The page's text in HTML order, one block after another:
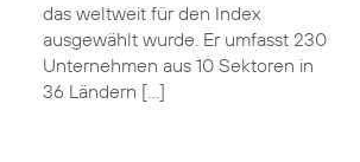
das weltweit für den Index
ausgewählt wurde. Er umfasst 230
Unternehmen aus 10 Sektoren in
36 Ländern […]